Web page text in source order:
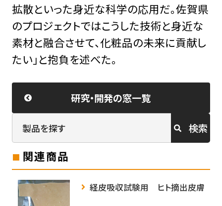
拡散といった身近な科学の応用だ。佐賀県
のプロジェクトではこうした技術と身近な
素材と融合させて、化粧品の未来に貢献し
たい」と抱負を述べた。
研究・開発の窓一覧
検索
関連商品
経皮吸収試験用 ヒト摘出皮膚